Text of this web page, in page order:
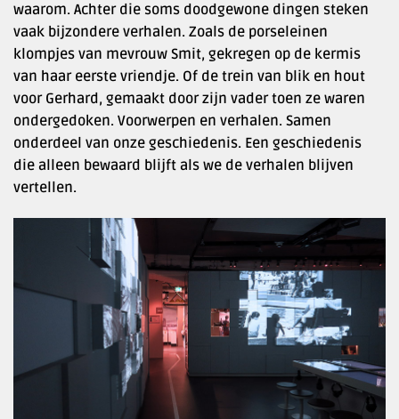
waarom. Achter die soms doodgewone dingen steken
vaak bijzondere verhalen. Zoals de porseleinen
klompjes van mevrouw Smit, gekregen op de kermis
van haar eerste vriendje. Of de trein van blik en hout
voor Gerhard, gemaakt door zijn vader toen ze waren
ondergedoken. Voorwerpen en verhalen. Samen
onderdeel van onze geschiedenis. Een geschiedenis
die alleen bewaard blijft als we de verhalen blijven
vertellen.